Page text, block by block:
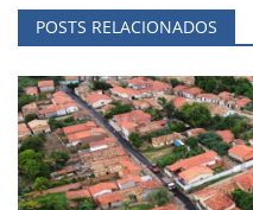
POSTS RELACIONADOS